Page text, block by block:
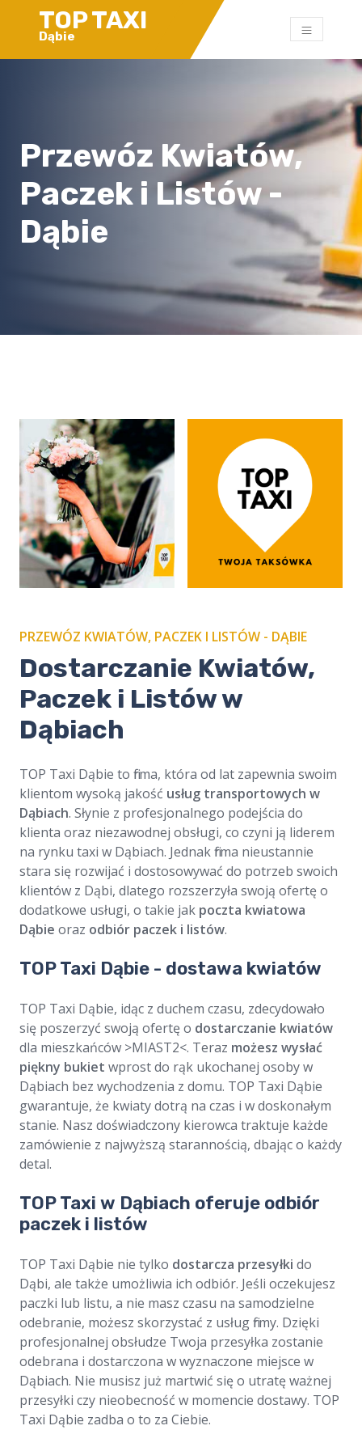
TOP TAXI
Dąbie
Przewóz Kwiatów,
Paczek i Listów -
Dąbie
PRZEWÓZ KWIATÓW, PACZEK I LISTÓW - DĄBIE
​Dostarczanie Kwiatów,
Paczek i Listów w
Dąbiach
TOP Taxi Dąbie to firma, która od lat zapewnia swoim
klientom wysoką jakość usług transportowych w
Dąbiach. Słynie z profesjonalnego podejścia do
klienta oraz niezawodnej obsługi, co czyni ją liderem
na rynku taxi w Dąbiach. Jednak firma nieustannie
stara się rozwijać i dostosowywać do potrzeb swoich
klientów z Dąbi, dlatego rozszerzyła swoją ofertę o
dodatkowe usługi, o takie jak poczta kwiatowa
Dąbie oraz odbiór paczek i listów.
TOP Taxi Dąbie - dostawa kwiatów
TOP Taxi Dąbie, idąc z duchem czasu, zdecydowało
się poszerzyć swoją ofertę o dostarczanie kwiatów
dla mieszkańców >MIAST2<. Teraz możesz wysłać
piękny bukiet wprost do rąk ukochanej osoby w
Dąbiach bez wychodzenia z domu. TOP Taxi Dąbie
gwarantuje, że kwiaty dotrą na czas i w doskonałym
stanie. Nasz doświadczony kierowca traktuje każde
zamówienie z najwyższą starannością, dbając o każdy
detal.
TOP Taxi w Dąbiach oferuje odbiór
paczek i listów
TOP Taxi Dąbie nie tylko dostarcza przesyłki do
Dąbi, ale także umożliwia ich odbiór. Jeśli oczekujesz
paczki lub listu, a nie masz czasu na samodzielne
odebranie, możesz skorzystać z usług firmy. Dzięki
profesjonalnej obsłudze Twoja przesyłka zostanie
odebrana i dostarczona w wyznaczone miejsce w
Dąbiach. Nie musisz już martwić się o utratę ważnej
przesyłki czy nieobecność w momencie dostawy. TOP
Taxi Dąbie zadba o to za Ciebie.